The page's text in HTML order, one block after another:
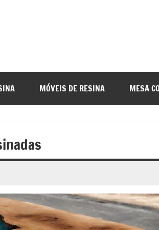
MÓVEIS DE RESINA MESA